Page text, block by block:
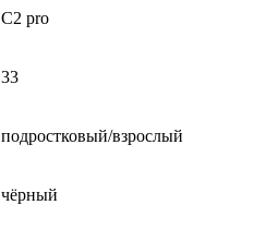
С2 pro
33
подростковый/взрослый
чёрный